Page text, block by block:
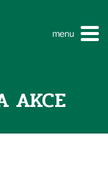
menu
AKCE